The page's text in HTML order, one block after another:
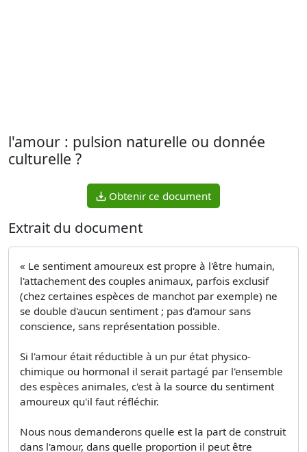
l'amour : pulsion naturelle ou donnée
culturelle ?
Obtenir ce document
Extrait du document
« Le sentiment amoureux est propre à l'être humain,
l'attachement des couples animaux, parfois exclusif
(chez certaines espèces de manchot par exemple) ne
se double d'aucun sentiment ; pas d'amour sans
conscience, sans représentation possible.
Si l'amour était réductible à un pur état physico-
chimique ou hormonal il serait partagé par l'ensemble
des espèces animales, c'est à la source du sentiment
amoureux qu'il faut réfléchir.
Nous nous demanderons quelle est la part de construit
dans l'amour, dans quelle proportion il peut être